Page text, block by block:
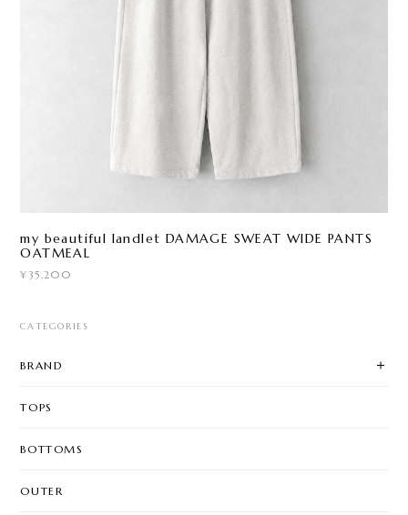
my beautiful landlet DAMAGE SWEAT WIDE PANTS
OATMEAL
¥35,200
CATEGORIES
BRAND
TOPS
BOTTOMS
OUTER